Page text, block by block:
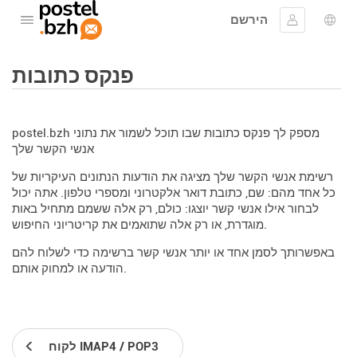
לפתוח את התפריט
הירשם
להתחברשפה
פנקס כתובות
postel.bzh מספק לך פנקס כתובות שבו תוכל לשמור את נתוני
אנשי הקשר שלך
רשימת אנשי הקשר שלך מציגה את הודעות הנתונים העיקריות של
כל אחד מהם: שם, כתובת דואר אלקטרוני ומספרי טלפון. אתה יכול
לבחור אילו אנשי קשר יוצגו: כולם, רק אלה ששמם מתחיל באות
מוגדרת, או רק אלה שתואמים את קריטריוני החיפוש.
באפשרותך לסמן אחד או יותר אנשי קשר ברשימה כדי לשלוח להם
הודעה או למחוק אותם.
לקוח IMAP4 / POP3